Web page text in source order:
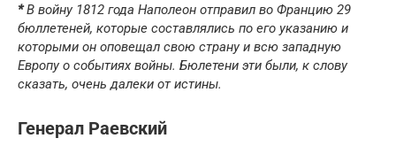
*В войну 1812 года Наполеон отправил во Францию 29
бюллетеней, которые составлялись по его указанию и
которыми он оповещал свою страну и всю западную
Европу о событиях войны. Бюлетени эти были, к слову
сказать, очень далеки от истины.
Генерал Раевский